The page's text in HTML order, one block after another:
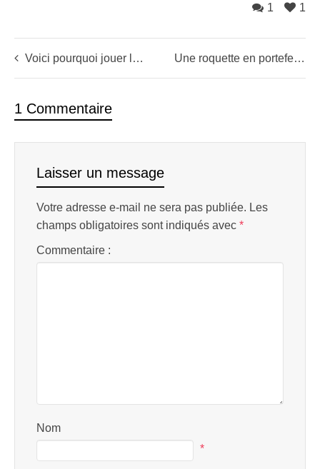
1
1
Voici pourquoi jouer la baisse d’une action est ABSURDE ! Une roquette en portefeuille depuis 3 semaines (MOR)
1 Commentaire
Laisser un message
Votre adresse e-mail ne sera pas publiée. Les
champs obligatoires sont indiqués avec *
Commentaire :
Nom
*